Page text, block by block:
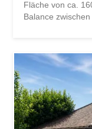
Fläche von ca.
Balance
Immobilie ein
seinen
Einzigartiges
Genfer
Alpen und den
Architektur &